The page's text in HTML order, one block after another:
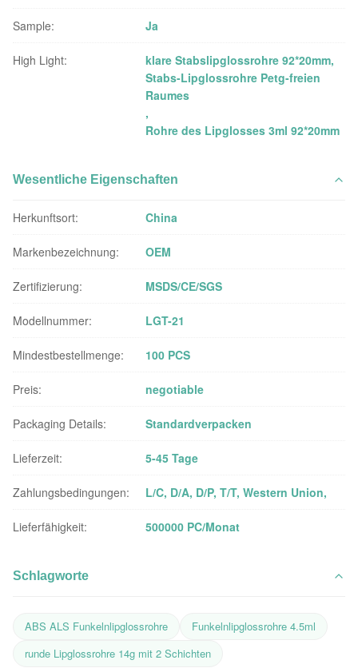
Sample: Ja
High Light: klare Stabslipglossrohre 92*20mm,
Stabs-Lipglossrohre Petg-freien
Raumes
,
Rohre des Lipglosses 3ml 92*20mm
Wesentliche Eigenschaften
Herkunftsort: China
Markenbezeichnung: OEM
Zertifizierung: MSDS/CE/SGS
Modellnummer: LGT-21
Mindestbestellmenge: 100 PCS
Preis: negotiable
Packaging Details: Standardverpacken
Lieferzeit: 5-45 Tage
Zahlungsbedingungen: L/C, D/A, D/P, T/T, Western Union,
Lieferfähigkeit: 500000 PC/Monat
Schlagworte
ABS ALS Funkelnlipglossrohre
Funkelnlipglossrohre 4.5ml
runde Lipglossrohre 14g mit 2 Schichten